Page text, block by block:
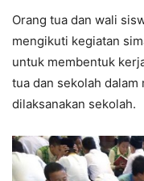
Orang tua dan wali
mengikuti kegiatan
untuk membentuk
tua dan sekolah
dilaksanakan sekolah.